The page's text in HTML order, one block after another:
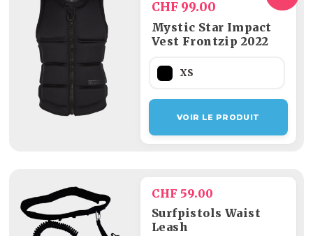
CHF 99.00
Mystic Star Impact
Vest Frontzip 2022
XS
VOIR LE PRODUIT
CHF 59.00
Surfpistols Waist
Leash